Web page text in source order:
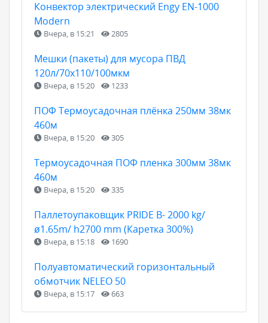
Конвектор электрический Engy EN-1000
Modern
Вчера, в 15:21 2805
Мешки (пакеты) для мусора ПВД
120л/70х110/100мкм
Вчера, в 15:20 1233
ПОФ Термоусадочная плёнка 250мм 38мк
460м
Вчера, в 15:20 305
Термоусадочная ПОФ пленка 300мм 38мк
460м
Вчера, в 15:20 335
Паллетоупаковщик PRIDE В- 2000 kg/
ø1.65m/ h2700 mm (Каретка 300%)
Вчера, в 15:18 1690
Полуавтоматический горизонтальный
обмотчик NELEO 50
Вчера, в 15:17 663